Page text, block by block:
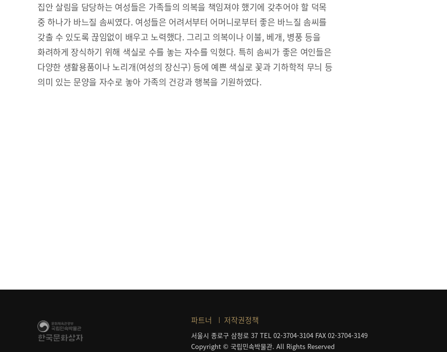
집안 살림을 담당하는 여성들은 가족들의 의복을 책임져야 했기에 갖추어야 할 덕목
중 하나가 바느질 솜씨였다. 여성들은 어려서부터 어머니로부터 좋은 바느질 솜씨를
갖출 수 있도록 끊임없이 배우고 노력했다. 그리고 의복이나 이불, 베개, 병풍 등을
화려하게 장식하기 위해 색실로 수를 놓는 자수를 익혔다. 특히 솜씨가 좋은 여인들은
다양한 생활용품이나 노리개(여성의 장신구) 등에 예쁜 색실로 꽃과 기하학적 무늬 등
의미 있는 문양을 자수로 놓아 가족의 건강과 행복을 기원하였다.
파트너 저작권정책
서울시 종로구 삼청로 37 TEL 02-3704-3104 FAX 02-3704-3149
Copyright © 국립민속박물관. All Rights Reserved